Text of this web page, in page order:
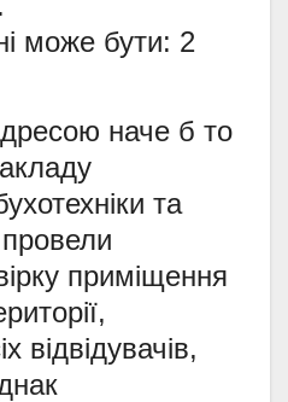
наче б то
та
приміщення
відвідувачів,